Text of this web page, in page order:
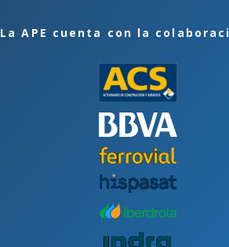
La APE cuenta con la